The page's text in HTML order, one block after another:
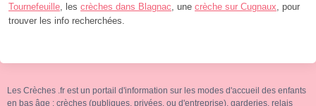
Tournefeuille , les crèches dans Blagnac , une crèche sur Cugnaux , pour
trouver les info recherchées.
Les Crèches .fr est un portail d'information sur les modes d'accueil des enfants
en bas âge : crèches (publiques, privées, ou d'entreprise), garderies, relais